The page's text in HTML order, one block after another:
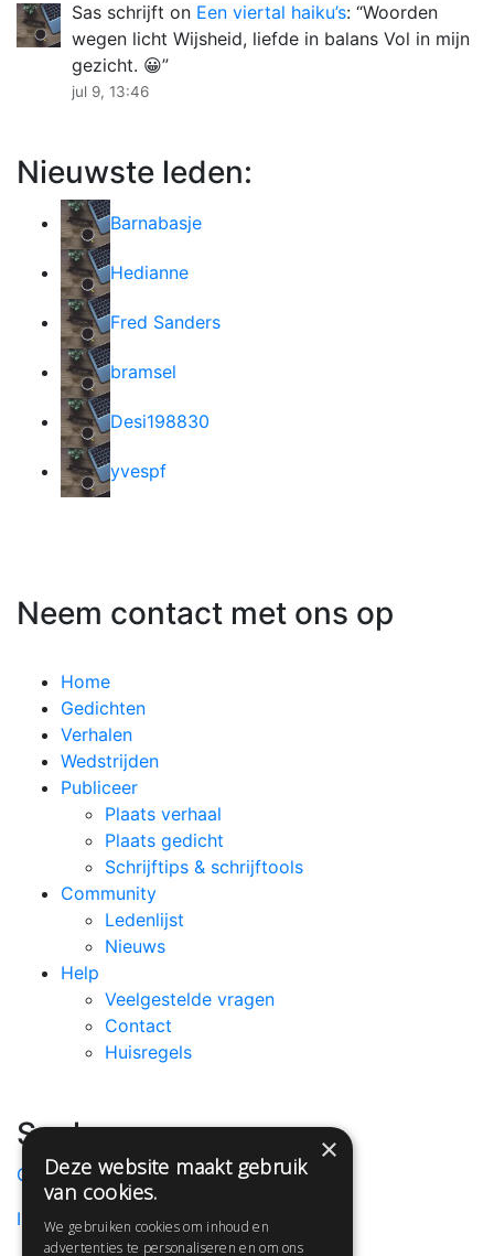
Sas schrijft on Een viertal haiku’s: “Woorden
wegen licht Wijsheid, liefde in balans Vol in mijn
gezicht. 😀”
jul 9, 13:46
Nieuwste leden:
Barnabasje
Hedianne
Fred Sanders
bramsel
Desi198830
yvespf
Neem contact met ons op
Home
Gedichten
Verhalen
Wedstrijden
Publiceer
Plaats verhaal
Plaats gedicht
Schrijftips & schrijftools
Community
Ledenlijst
Nieuws
Help
Veelgestelde vragen
Contact
Huisregels
Snel naar:
Gratis aanmelden
Inloggen
×
Deze website maakt gebruik
van cookies.
We gebruiken cookies om inhoud en
advertenties te personaliseren en om ons